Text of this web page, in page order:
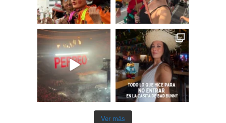
Ver más